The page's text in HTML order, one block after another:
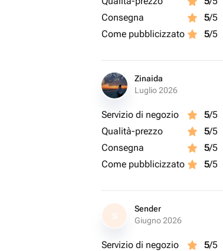
Consegna
5/5
Come pubblicizzato
5/5
Zinaida
Luglio 2026
Servizio di negozio 5/5
Qualità-prezzo
5/5
Consegna
5/5
Come pubblicizzato
5/5
S
Sender
Giugno 2026
Servizio di negozio 5/5